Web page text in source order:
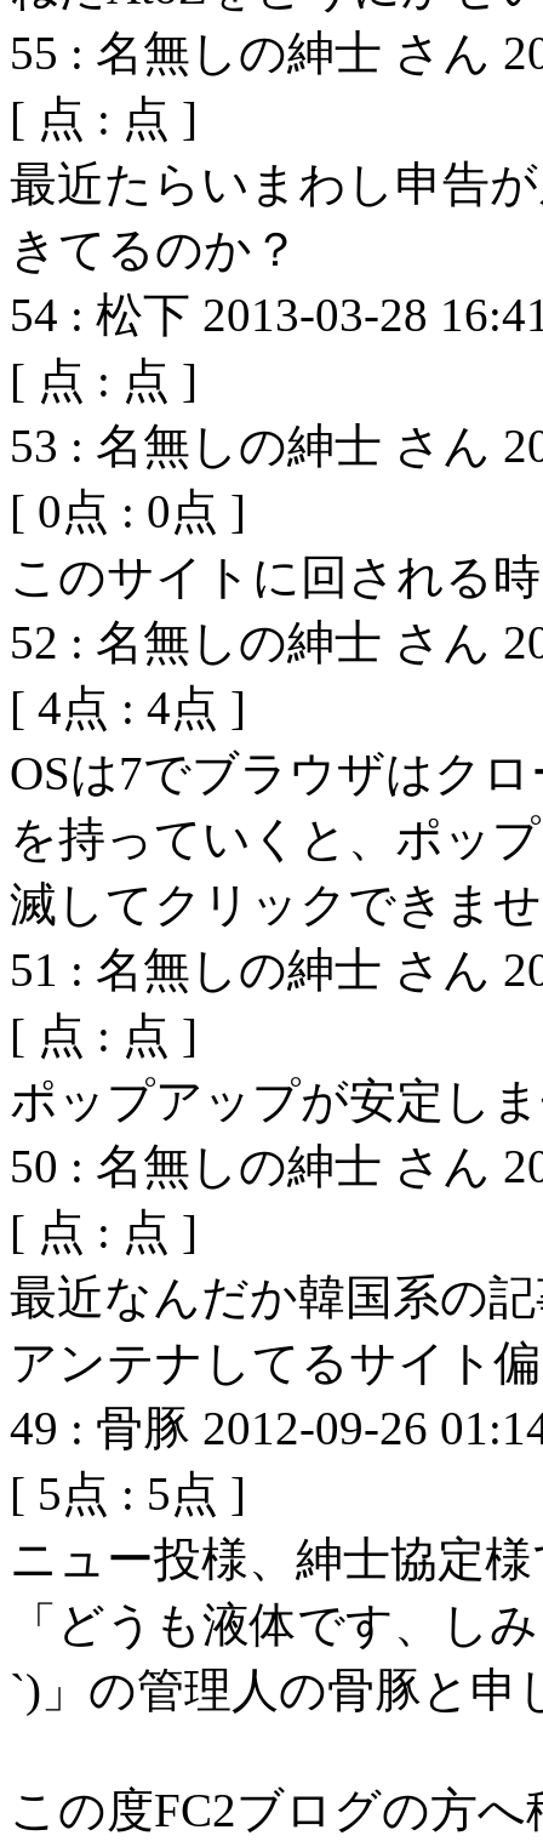
55 : 名無しの紳士 さん
[ 点 : 点 ]
最近たらいまわし申告
きてるのか？
54 : 松下 2013-03-28
[ 点 : 点 ]
53 : 名無しの紳士 さん
[ 0点 : 0点 ]
このサイトに回される
52 : 名無しの紳士 さん
[ 4点 : 4点 ]
OSは7でブラウザはク
を持っていくと、ポッ
滅してクリックできま
51 : 名無しの紳士 さん
[ 点 : 点 ]
ポップアップが安定し
50 : 名無しの紳士 さん
[ 点 : 点 ]
最近なんだか韓国系の
アンテナしてるサイト
49 : 骨豚 2012-09-26
[ 5点 : 5点 ]
ニュー投様、紳士協定
「どうも液体です、し
`)」の管理人の骨豚と申
この度FC2ブログの方